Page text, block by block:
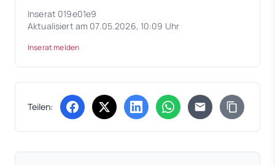
Inserat 019e01e9
Aktualisiert am 07.05.2026, 10:09 Uhr
Inserat melden
Teilen: (öffnet in neuem Tab)
(öffnet in neuem Tab)
(öffnet in neuem Tab)
(öffnet in neuem Tab)